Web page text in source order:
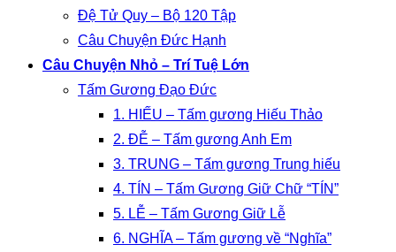
Đệ Tử Quy – Bộ 120 Tập
Câu Chuyện Đức Hạnh
Câu Chuyện Nhỏ – Trí Tuệ Lớn
Tấm Gương Đạo Đức
1. HIẾU – Tấm gương Hiếu Thảo
2. ĐỄ – Tấm gương Anh Em
3. TRUNG – Tấm gương Trung hiếu
4. TÍN – Tấm Gương Giữ Chữ “TÍN”
5. LỄ – Tấm Gương Giữ Lễ
6. NGHĨA – Tấm gương về “Nghĩa”